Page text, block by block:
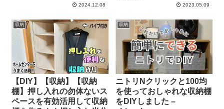
2024.12.08 2023.05.09
収納
【DIY】【収納】【収納
棚】押し入れの勿体ないス
ペースを有効活用して収納
収納
ニトリNクリックと100均
を使っておしゃれな収納棚
をDIYしました –